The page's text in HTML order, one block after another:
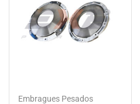
Embragues Pesados